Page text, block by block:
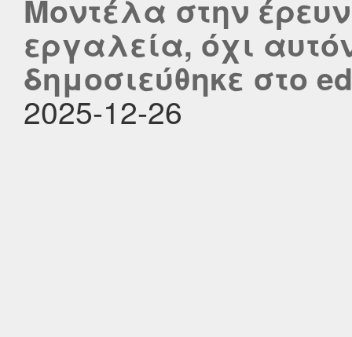
Μοντέλα στην
εργαλεία, όχι
δημοσιεύθηκε στο
2025-12-26